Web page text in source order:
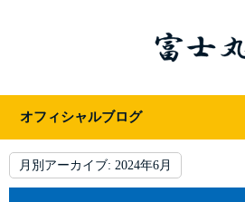
オフィシャルブログ
月別アーカイブ: 2024年6月